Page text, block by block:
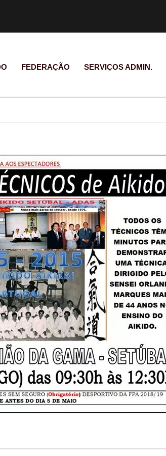
FEDERAÇÃO SERVIÇOS ADMIN.